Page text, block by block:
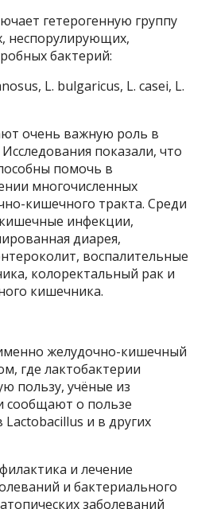
гетерогенную группу
неспорулирующих,
бактерий:
L. bulgaricus, L. casei, L.
очень важную роль в
показали, что
помочь в
многочисленных
кишечного тракта. Среди
инфекции,
диарея,
воспалительные
колоректальный рак и
кишечника.
желудочно-кишечный
где лактобактерии
пользу, учёные из
сообщают о пользе
и в других
и лечение
и бактериального
заболеваний